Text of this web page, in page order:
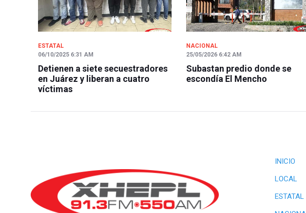
ESTATAL
06/10/2025 6:31 AM
Detienen a siete secuestradores
en Juárez y liberan a cuatro
víctimas
NACIONAL
25/05/2026 6:42 AM
Subastan predio donde se
escondía El Mencho
INICIO
LOCAL
ESTATAL